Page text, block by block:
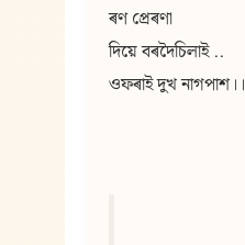
ৰণ প্রেৰণা
দিয়ে বৰদৈচিলাই ..
ওফৰাই দুখ নাগপাশ।।